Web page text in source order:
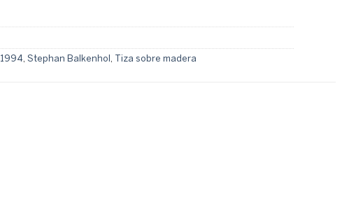
1994,Stephan Balkenhol, Tiza sobre madera